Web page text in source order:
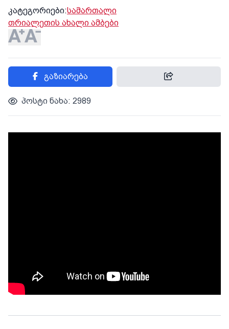
კატეგორიები:სამართალი
თრიალეთის ახალი ამბები
გაზიარება
პოსტი ნახა: 2989